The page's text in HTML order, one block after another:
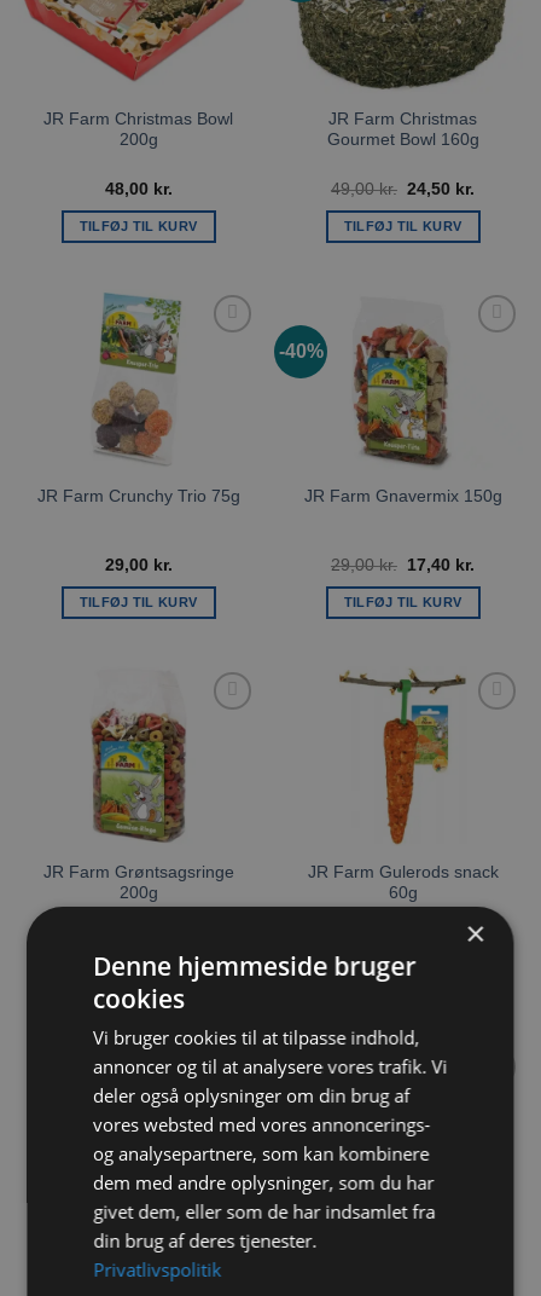
JR Farm Christmas Bowl
200g
48,00 kr.
TILFØJ TIL KURV
JR Farm Christmas
Gourmet Bowl 160g
49,00kr. Den
pris
var:
24,50 kr.
TILFØJ TIL KURV
JR Farm Crunchy Trio 75g
29,00 kr.
TILFØJ TIL KURV
-40%
ønskeliste
JR Farm Gnavermix 150g
29,00kr.
Den
pris
var:
17,40 kr.
TILFØJ TIL KURV
ønskeliste
JR Farm Grøntsagsringe
200g
TILFØJ TIL KURV
ønskeliste
JR Farm Gulerods snack
60g
TILFØJ TIL KURV
Tilføj til
ønskeliste
JR Farm Gulerodschips
125g
JR Farm Gulerodsflager
×
Denne hjemmeside bruger
cookies
Vi bruger cookies til at tilpasse indhold,
annoncer og til at analysere vores trafik. Vi
deler også oplysninger om din brug af
vores websted med vores annoncerings-
og analysepartnere, som kan kombinere
dem med andre oplysninger, som du har
givet dem, eller som de har indsamlet fra
din brug af deres tjenester.
Privatlivspolitik